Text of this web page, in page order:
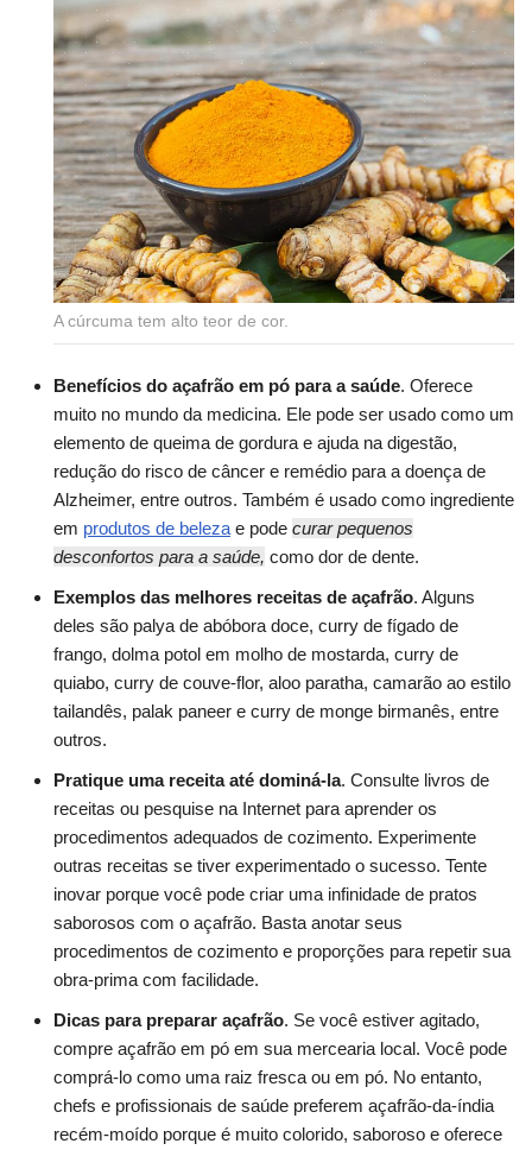
A cúrcuma tem alto teor de cor.
Benefícios do açafrão em pó para a saúde. Oferece
muito no mundo da medicina. Ele pode ser usado como um
elemento de queima de gordura e ajuda na digestão,
redução do risco de câncer e remédio para a doença de
Alzheimer, entre outros. Também é usado como ingrediente
em produtos de beleza e pode curar pequenos
desconfortos para a saúde, como dor de dente.
Exemplos das melhores receitas de açafrão. Alguns
deles são palya de abóbora doce, curry de fígado de
frango, dolma potol em molho de mostarda, curry de
quiabo, curry de couve-flor, aloo paratha, camarão ao estilo
tailandês, palak paneer e curry de monge birmanês, entre
outros.
Pratique uma receita até dominá-la. Consulte livros de
receitas ou pesquise na Internet para aprender os
procedimentos adequados de cozimento. Experimente
outras receitas se tiver experimentado o sucesso. Tente
inovar porque você pode criar uma infinidade de pratos
saborosos com o açafrão. Basta anotar seus
procedimentos de cozimento e proporções para repetir sua
obra-prima com facilidade.
Dicas para preparar açafrão. Se você estiver agitado,
compre açafrão em pó em sua mercearia local. Você pode
comprá-lo como uma raiz fresca ou em pó. No entanto,
chefs e profissionais de saúde preferem açafrão-da-índia
recém-moído porque é muito colorido, saboroso e oferece